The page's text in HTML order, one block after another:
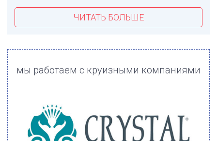
ЧИТАТЬ БОЛЬШЕ
мы работаем с круизными компаниями